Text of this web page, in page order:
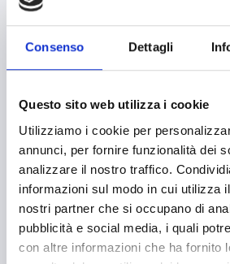
Consenso Dettagli
Questo sito web utilizza i cookie
Utilizziamo i cookie per
annunci, per fornire funzionalità dei
analizzare il nostro traffico.
informazioni sul modo in cui utilizza
nostri partner che si occupano di
pubblicità e social media, i quali
con altre informazioni che ha fornito
STARTCUP LOMBARDIA
Competitività imprese
Formazione e lavoro
Intelligenza Artificiale
Salute e medicina
Supporto alle imprese
Transizione digitale
Transizione ecologica
Transizione energetica